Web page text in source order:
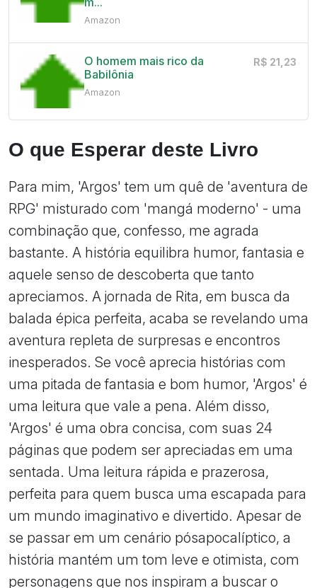
Amazon
O homem mais rico da
Babilônia
Amazon
R$ 21,23
O que Esperar deste Livro
Para mim, 'Argos' tem um quê de 'aventura de
RPG' misturado com 'mangá moderno' - uma
combinação que, confesso, me agrada
bastante. A história equilibra humor, fantasia e
aquele senso de descoberta que tanto
apreciamos. A jornada de Rita, em busca da
balada épica perfeita, acaba se revelando uma
aventura repleta de surpresas e encontros
inesperados. Se você aprecia histórias com
uma pitada de fantasia e bom humor, 'Argos' é
uma leitura que vale a pena. Além disso,
'Argos' é uma obra concisa, com suas 24
páginas que podem ser apreciadas em uma
sentada. Uma leitura rápida e prazerosa,
perfeita para quem busca uma escapada para
um mundo imaginativo e divertido. Apesar de
se passar em um cenário pósapocalíptico, a
história mantém um tom leve e otimista, com
personagens que nos inspiram a buscar o